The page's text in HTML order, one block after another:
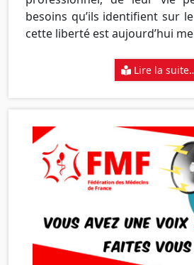
besoins qu’ils identifient sur
cette liberté est aujourd’hui
Lire la